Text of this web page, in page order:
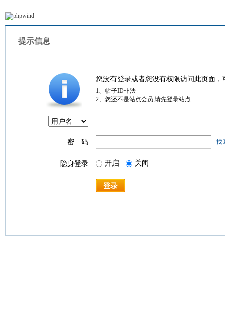
提示信息
您没有登录或者您没有权限访问此页面
1、帖子ID非法
2、您还不是站点会员,请先登录站点
密 码 找
隐身登录 开启 关闭
登录